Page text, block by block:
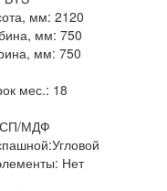
мм: 2120
мм: 750
мм: 750
мес.: 18
МДФ
Нет